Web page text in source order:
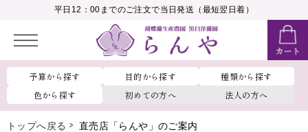
平日12：00までのご注文で当日発送（最短翌日着）
予算から探す 目的から探す
種類から探す
色から探す
初めての方へ 法人の方へ
会員ランク：__MEMBER_RANK_NAME__
トップへ戻る 直売店「らんや」のご案内